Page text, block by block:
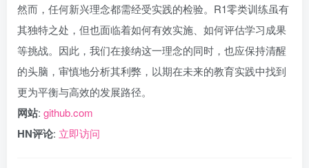
然而，任何新兴理念都需经受实践的检验。R1零类训练虽有
其独特之处，但也面临着如何有效实施、如何评估学习成果
等挑战。因此，我们在接纳这一理念的同时，也应保持清醒
的头脑，审慎地分析其利弊，以期在未来的教育实践中找到
更为平衡与高效的发展路径。
网站: github.com
HN评论: 立即访问